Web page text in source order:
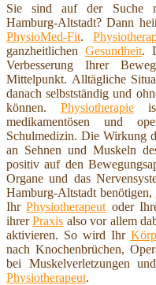
Sie sind auf der Suche
Hamburg-Altstadt? Dann
PhysioMed-Fit.
ganzheitlichen Gesundheit.
Verbesserung Ihrer
Mittelpunkt. Alltägliche
danach selbstständig und
können. Physiotherapieist
medikamentösen und
Schulmedizin. Die Wirkung
an Sehnen und Muskeln
positiv auf den
Organe und das
Hamburg-Altstadt benötigen,
IhrPhysiotherapeut oder
ihrerPraxis also vor allem
aktivieren. So wird Ihr
nach Knochenbrüchen,
bei Muskelverletzungen
Physiotherapeut.